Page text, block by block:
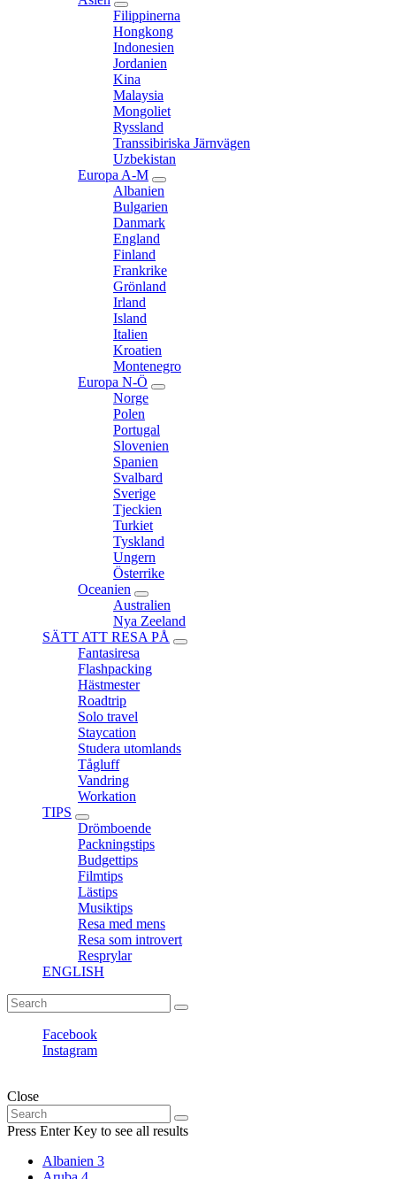
expand
child
menu
Filippinerna
Hongkong
Indonesien
Jordanien
Kina
Malaysia
Mongoliet
Ryssland
Transsibiriska Järnvägen
Uzbekistan
Europa A-M
expand
child
menu
Albanien
Bulgarien
Danmark
England
Finland
Frankrike
Grönland
Irland
Island
Italien
Kroatien
Montenegro
Europa N-Ö
expand
Norge
Polen
Portugal
Slovenien
Spanien
Svalbard
Sverige
Tjeckien
Turkiet
Tyskland
Ungern
Österrike
Oceanien
expand
child
menu
Australien
Nya Zeeland
SÄTT ATT RESA PÅ
expand
Fantasiresa
Flashpacking
Hästmester
Roadtrip
Solo travel
Staycation
Studera utomlands
Tågluff
Vandring
Workation
TIPS
expand
child
menu
Drömboende
Packningstips
Budgettips
Filmtips
Lästips
Musiktips
Resa med mens
Resa som introvert
Resprylar
ENGLISH
Search
for:
Search
Facebook
Instagram
Close
Search
for:
Search
Press Enter Key to see all results
Albanien 3